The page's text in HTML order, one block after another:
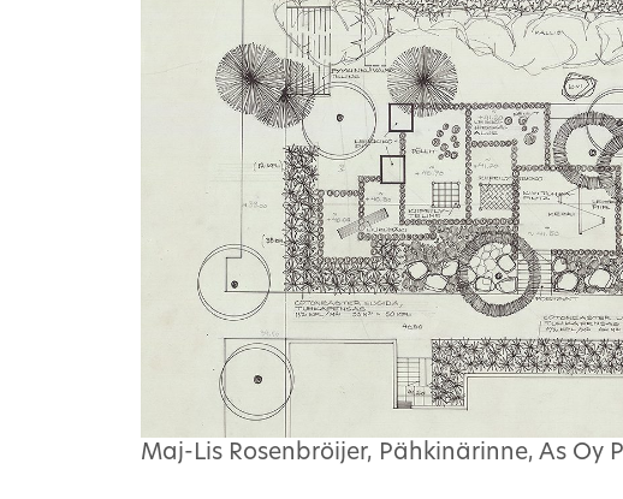
Maj-Lis Rosenbröijer, Pähkinärinne, As Oy